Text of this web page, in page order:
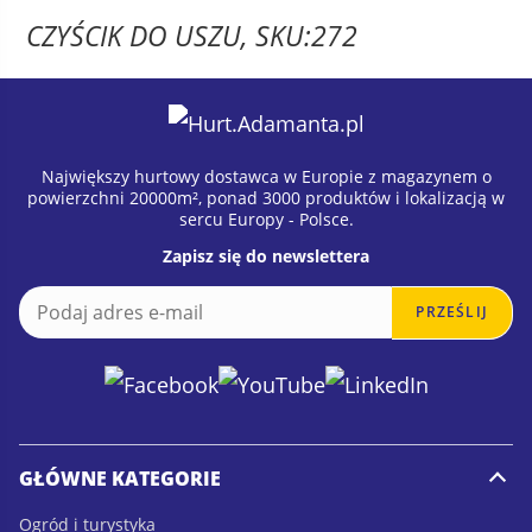
CZYŚCIK DO USZU, SKU:272
Największy hurtowy dostawca w Europie z magazynem o
powierzchni 20000m², ponad 3000 produktów i lokalizacją w
sercu Europy - Polsce.
Zapisz się do newslettera
a
i
l
E
m
PRZEŚLIJ
GŁÓWNE KATEGORIE
Ogród i turystyka